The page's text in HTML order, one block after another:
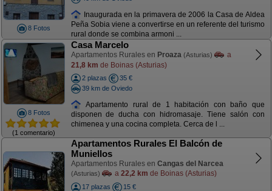
8 Fotos
Inaugurada en la primavera de 2006 la Casa de Aldea
Peña Sobia viene a convertirse en un referente del turismo
rural donde se combina armoni ...
8 Fotos
(1 comentario)
Casa Marcelo
Apartamentos Rurales en Proaza (Asturias)
a
21,8 km de Boinas (Asturias)
2 plazas
35 €
39 km de Oviedo
Apartamento rural de 1 habitación con baño que
disponen de ducha con hidromasaje. Tiene salón con
chimenea y una cocina completa. Cerca de l ...
Apartamentos Rurales El Balcón de
Muniellos
Apartamentos Rurales en Cangas del Narcea
(Asturias) a 22,2 km de Boinas (Asturias)
17 plazas
15 €